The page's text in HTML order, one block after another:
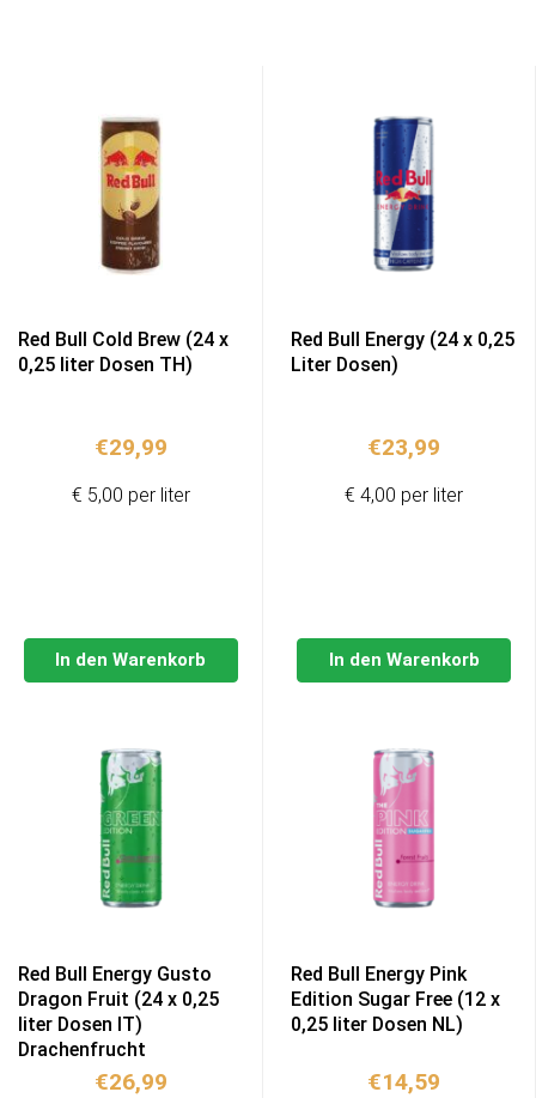
Red Bull Cold Brew (24 x
0,25 liter Dosen TH)
€29,99
In den Warenkorb
€ 5,00 per liter
Red Bull Energy (24 x 0,25
Liter Dosen)
€23,99
In den Warenkorb
€ 4,00 per liter
Red Bull Energy Gusto
Dragon Fruit (24 x 0,25
liter Dosen IT)
Drachenfrucht
€26,99
Red Bull Energy Pink
Edition Sugar Free (12 x
0,25 liter Dosen NL)
€14,59